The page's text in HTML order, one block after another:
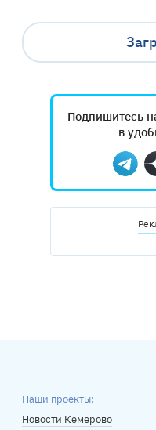
Подпишитесь
в
Наши проекты:
Новости Кемерово